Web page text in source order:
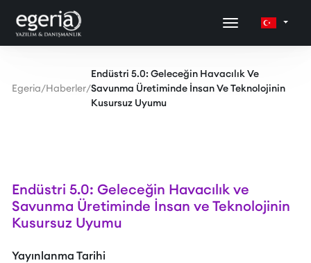
Egeria/Haberler/
Endüstri 5.0: Geleceğin Havacılık Ve
Savunma Üretiminde İnsan Ve Teknolojinin
Kusursuz Uyumu
Endüstri 5.0: Geleceğin Havacılık ve
Savunma Üretiminde İnsan ve Teknolojinin
Kusursuz Uyumu
Yayınlanma Tarihi